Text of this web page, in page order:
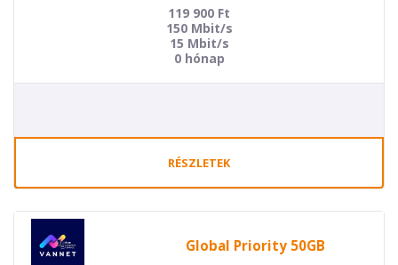
119 900 Ft
150 Mbit/s
15 Mbit/s
0 hónap
RÉSZLETEK
Global Priority 50GB